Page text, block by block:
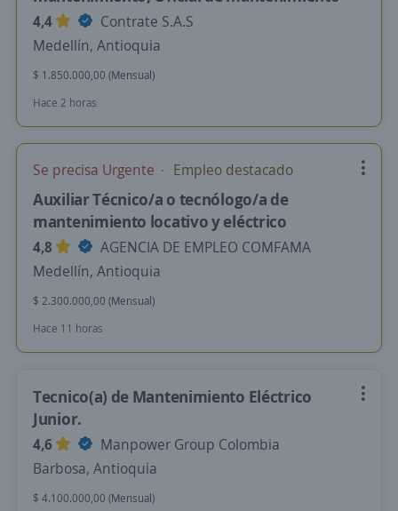
4,4
Contrate S.A.S
Medellín, Antioquia
$ 1.850.000,00 (Mensual)
Hace 2 horas
Se precisa Urgente Empleo destacado
Auxiliar Técnico/a o tecnólogo/a de
mantenimiento locativo y eléctrico
4,8
AGENCIA DE EMPLEO COMFAMA
Medellín, Antioquia
$ 2.300.000,00 (Mensual)
Hace 11 horas
Tecnico(a) de Mantenimiento Eléctrico
Junior.
4,6
Manpower Group Colombia
Barbosa, Antioquia
$ 4.100.000,00 (Mensual)